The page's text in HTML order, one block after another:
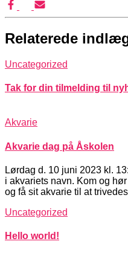
Relaterede
Uncategorized
Tak for din tilmelding til
Akvarie
Akvarie dag på Åskolen
Lørdag d. 10 juni 2023 kl.
i akvariets navn. Kom og
og få sit akvarie til at
Uncategorized
Hello world!